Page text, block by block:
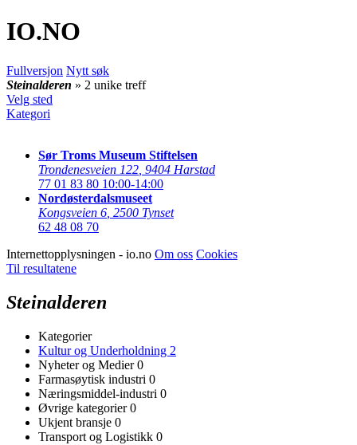
IO.NO
Fullversjon Nytt søk
Steinalderen » 2 unike treff
Velg sted
Kategori
Sør Troms Museum Stiftelsen
Trondenesveien 122 9404 Harstad
77 01 83 80 10:00-14:00
Nordøsterdalsmuseet
Kongsveien 6 2500 Tynset
62 48 08 70
Internettopplysningen - io.no Om oss Cookies
Til resultatene
Steinalderen
Kategorier
Kultur og Underholdning 2
Nyheter og Medier0
Farmasøytisk industri 0
Næringsmiddel-industri 0
Øvrige kategorier0
Ukjent bransje 0
Transport og Logistikk 0